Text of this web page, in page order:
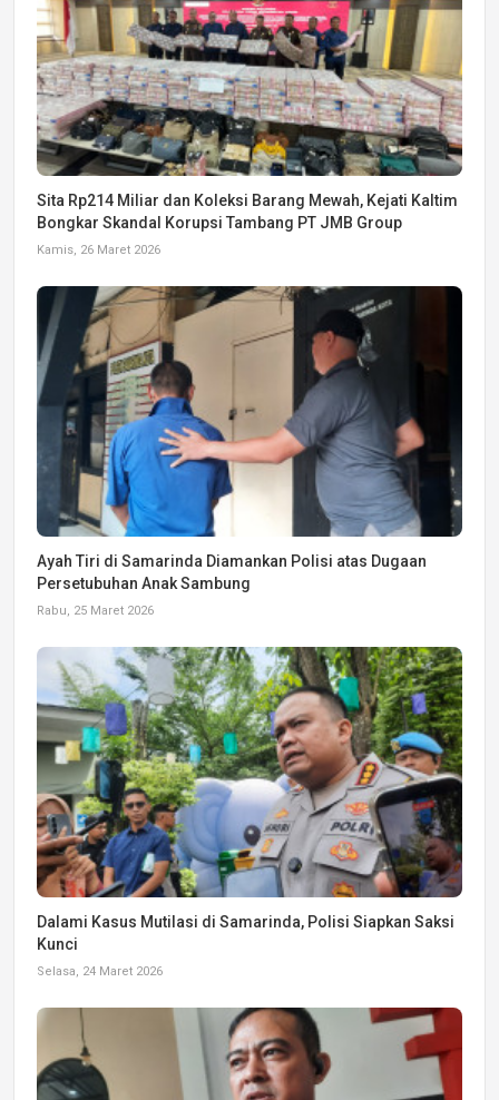
Sita Rp214 Miliar dan Koleksi Barang Mewah, Kejati Kaltim
Bongkar Skandal Korupsi Tambang PT JMB Group
Kamis, 26 Maret 2026
Ayah Tiri di Samarinda Diamankan Polisi atas Dugaan
Persetubuhan Anak Sambung
Rabu, 25 Maret 2026
Dalami Kasus Mutilasi di Samarinda, Polisi Siapkan Saksi
Kunci
Selasa, 24 Maret 2026